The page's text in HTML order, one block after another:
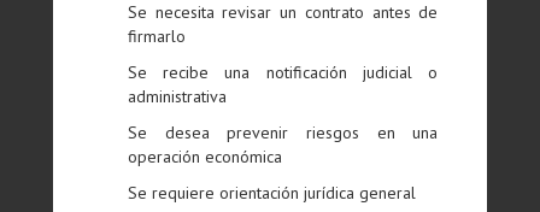
Se necesita revisar un contrato antes de
firmarlo
Se recibe una notificación judicial o
administrativa
Se desea prevenir riesgos en una
operación económica
Se requiere orientación jurídica general